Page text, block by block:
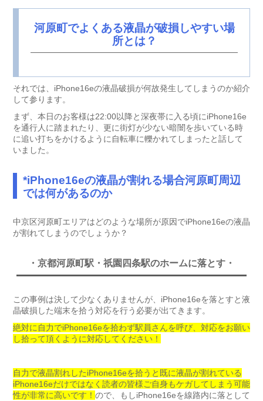
河原町でよくある液晶が破損しやすい場
所とは？
それでは、iPhone16eの液晶破損が何故発生してしまうのか紹介
して参ります。
まず、本日のお客様は22:00以降と深夜帯に入る頃にiPhone16e
を通行人に踏まれたり、更に街灯が少ない暗闇を歩いている時
に追い打ちをかけるように自転車に轢かれてしまったと話して
いました。
*iPhone16eの液晶が割れる場合河原町周辺
では何があるのか
中京区河原町エリアはどのような場所が原因でiPhone16eの液晶
が割れてしまうのでしょうか？
・京都河原町駅・祇園四条駅のホームに落とす・
この事例は決して少なくありませんが、iPhone16eを落とすと液
晶破損した端末を拾う対応を行う必要が出てきます。
絶対に自力でiPhone16eを拾わず駅員さんを呼び、対応をお願い
し拾って頂くように対応してください！
自力で液晶割れしたiPhone16eを拾うと既に液晶が割れている
iPhone16eだけではなく読者の皆様ご自身もケガしてしまう可能
性が非常に高いです！ ので、もしiPhone16eを線路内に落として